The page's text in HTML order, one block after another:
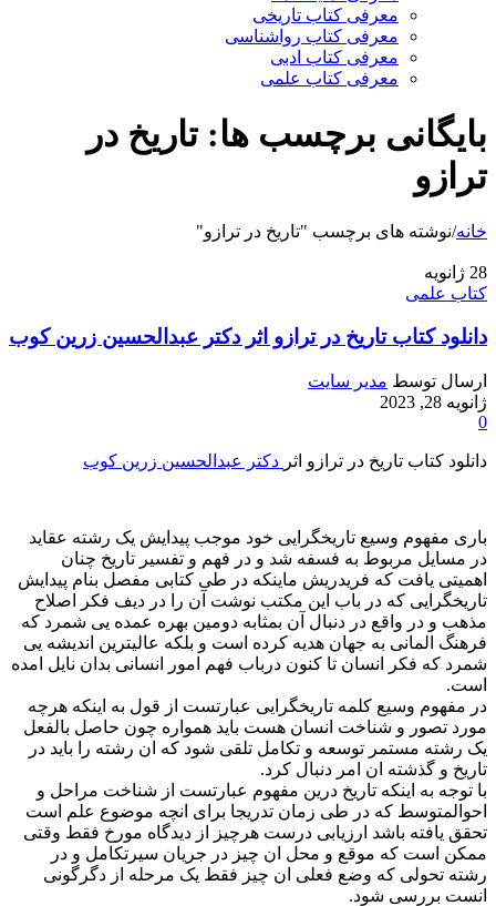
معرفی کتاب تاریخی
معرفی کتاب رواشناسی
معرفی کتاب ادبی
معرفی کتاب علمی
بایگانی برچسب ها: تاریخ در
ترازو
خانه/نوشته های برچسب "تاریخ در ترازو"
28 ژانویه
کتاب علمی
دانلود کتاب تاریخ در ترازو اثر دکتر عبدالحسین زرین کوب
ارسال توسط مدیر سایت
ژانویه 28, 2023
0
دانلود کتاب تاریخ در ترازو اثر دکتر عبدالحسین زرین کوب
باری مفهوم وسیع تاریخگرایی خود موجب پیدایش یک رشته عقاید
در مسایل مربوط به فسفه شد و در فهم و تفسیر تاریخ چنان
اهمیتی یافت که فریدریش ماینکه در طی کتابی مفصل بنام پیدایش
تاریخگرایی که در باب این مکتب نوشت آن را در دیف فکر اصلاح
مذهب و در واقع در دنبال آن بمثابه دومین بهره عمده یی شمرد که
فرهنگ المانی به جهان هدیه کرده است و بلکه عالیترین اندیشه یی
شمرد که فکر انسان تا کنون درباب فهم امور انسانی بدان نایل امده
است.
در مفهوم وسیع کلمه تاریخگرایی عبارتست از قول به اینکه هرچه
مورد تصور و شناخت انسان هست باید همواره چون حاصل بالفعل
یک رشته مستمر توسعه و تکامل تلقی شود که ان رشته را باید در
تاریخ و گذشته ان امر دنبال کرد.
با توجه به اینکه تاریخ درین مفهوم عبارتست از شناخت مراحل و
احوالمتوسط که در طی زمان تدریجا برای انچه موضوع علم است
تحقق یافته باشد ارزیابی درست هرچیز از دیدگاه مورخ فقط وقتی
ممکن است که موقع و محل ان چیز در جریان سیرتکامل و در
رشته تحولی که وضع فعلی ان چیز فقط یک مرحله از دگرگونی
انست بررسی شود.